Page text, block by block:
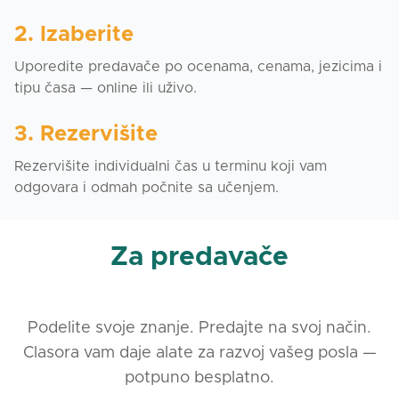
2. Izaberite
Uporedite predavače po ocenama, cenama, jezicima i
tipu časa — online ili uživo.
3. Rezervišite
Rezervišite individualni čas u terminu koji vam
odgovara i odmah počnite sa učenjem.
Za predavače
Podelite svoje znanje. Predajte na svoj način.
Clasora vam daje alate za razvoj vašeg posla —
potpuno besplatno.